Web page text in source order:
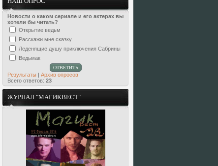
Новости о каком сериале и его актерах вы
хотели бы читать?
Открытие ведьм
Расскажи мне сказку
Леденящие душу приключения Сабрины
Ведьмак
Результаты | Архив опросов
Всего ответов: 23
ЖУРНАЛ "МАГИКВЕСТ"